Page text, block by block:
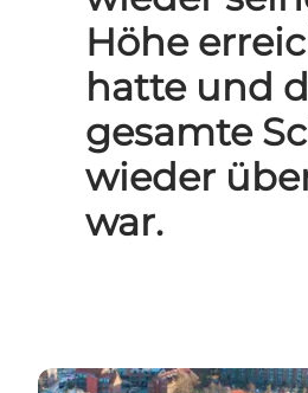
Höhe
hatte und
gesamte
wieder
war.
Slotssøen in Kolding